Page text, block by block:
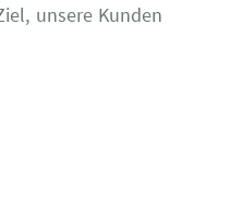
unsere Kunden